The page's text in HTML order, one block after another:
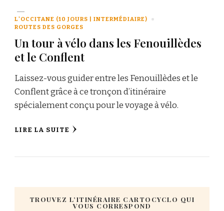
L'OCCITANE (10 JOURS | INTERMÉDIAIRE)
ROUTES DES GORGES
Un tour à vélo dans les Fenouillèdes
et le Conflent
Laissez-vous guider entre les Fenouillèdes et le
Conflent grâce à ce tronçon d’itinéraire
spécialement conçu pour le voyage à vélo.
LIRE LA SUITE
TROUVEZ L’ITINÉRAIRE CARTOCYCLO QUI
VOUS CORRESPOND